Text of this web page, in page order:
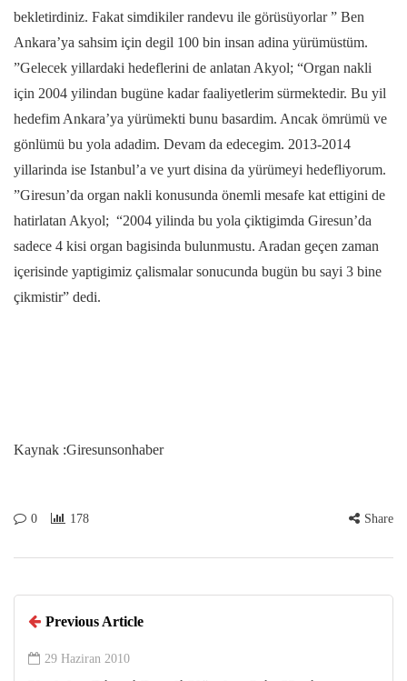
bekletirdiniz. Fakat simdikiler randevu ile görüsüyorlar ” Ben
Ankara’ya sahsim için degil 100 bin insan adina yürümüstüm.
”Gelecek yillardaki hedeflerini de anlatan Akyol; “Organ nakli
için 2004 yilindan bugüne kadar faaliyetlerim sürmektedir. Bu yil
hedefim Ankara’ya yürümekti bunu basardim. Ancak ömrümü ve
gönlümü bu yola adadim. Devam da edecegim. 2013-2014
yillarinda ise Istanbul’a ve yurt disina da yürümeyi hedefliyorum.
”Giresun’da organ nakli konusunda önemli mesafe kat ettigini de
hatirlatan Akyol; “2004 yilinda bu yola çiktigimda Giresun’da
sadece 4 kisi organ bagisinda bulunmustu. Aradan geçen zaman
içerisinde yaptigimiz çalismalar sonucunda bugün bu sayi 3 bine
çikmistir” dedi.
Kaynak :Giresunsonhaber
0 178 Share
Previous Article
29 Haziran 2010